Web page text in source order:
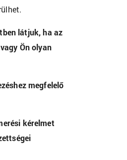
látjuk, ha az
Ön olyan
megfelelő
kérelmet